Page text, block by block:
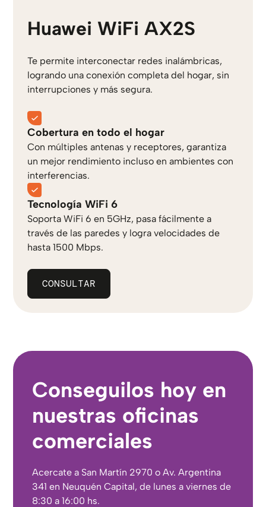
Huawei WiFi AX2S
Te permite interconectar redes inalámbricas,
logrando una conexión completa del hogar, sin
interrupciones y más segura.
Cobertura en todo el hogar
Con múltiples antenas y receptores, garantiza
un mejor rendimiento incluso en ambientes con
interferencias.
Tecnología WiFi 6
Soporta WiFi 6 en 5GHz, pasa fácilmente a
través de las paredes y logra velocidades de
hasta 1500 Mbps.
CONSULTAR
Conseguilos hoy en
nuestras oficinas
comerciales
Acercate a San Martín 2970 o Av. Argentina
341 en Neuquén Capital, de lunes a viernes de
8:30 a 16:00 hs.